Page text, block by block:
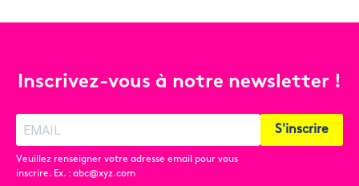
Inscrivez-vous à notre newsletter !
Veuillez renseigner votre adresse email pour vous
inscrire. Ex. : abc@xyz.com
S'inscrire